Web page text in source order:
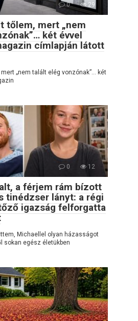
0 29
tőlem, mert „nem
két évvel
címlapján látott
„nem talált elég vonzónak”… két
0 12
a férjem rám bízott
tinédzser lányt: a régi
igazság felforgatta
Michaellel olyan házasságot
sokan egész életükben